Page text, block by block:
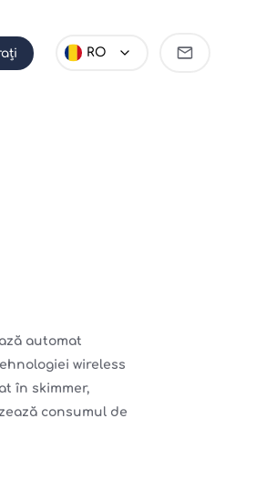
RO
Deveniți
partener
automat
wireless
în skimmer,
consumul de